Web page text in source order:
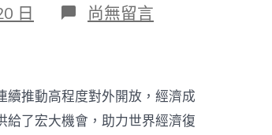
日 在
〈中
提
查
包
尚無留言
續推動高程度對外開放，經濟成
給了宏大機會，助力世界經濟復